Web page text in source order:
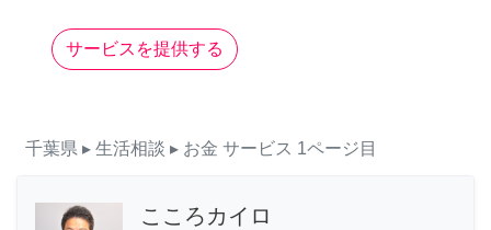
サービスを提供する
千葉県 ▸ 生活相談 ▸ お金 サービス 1ページ目
こころカイロ